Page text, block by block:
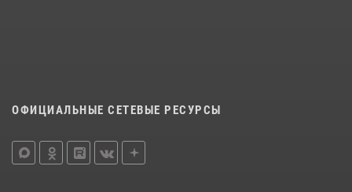
ОФИЦИАЛЬНЫЕ СЕТЕВЫЕ РЕСУРСЫ